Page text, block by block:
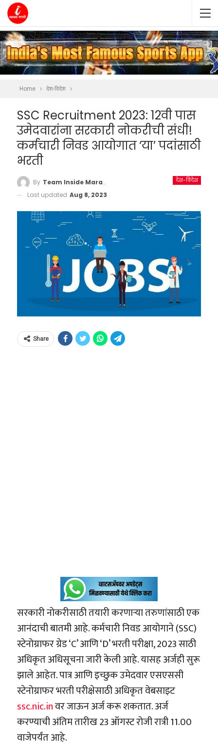
Home देश-विदेश
SSC Recruitment 2023: 12वी पास
उमेदवारांना सरकारी नोकरीची संधी!
कर्मचारी निवड आयोगात ‘या’ पदांसाठी
भरती
देश-विदेश
By Team Inside Marathi
Last updated Aug 8, 2023
Share
सरकारी नोकरीसाठी तयारी करणाऱ्या तरुणांसाठी एक
आनंदाची बातमी आहे. कर्मचारी निवड आयोगाने (SSC)
स्टेनोग्राफर ग्रेड ‘C’ आणि ‘D’ भरती परीक्षा, 2023 साठी
अधिकृत अधिसूचना जारी केली आहे. यासह अर्जही सुरू
झाले आहेत. पात्र आणि इच्छुक उमेदवार एसएससी
स्टेनोग्राफर भरती परीक्षेसाठी अधिकृत वेबसाइट
ssc.nic.inवर जाऊन अर्ज करू शकतात. अर्ज
करण्याची अंतिम तारीख 23 ऑगस्ट रोजी रात्री 11.00
वाजेपर्यंत आहे.